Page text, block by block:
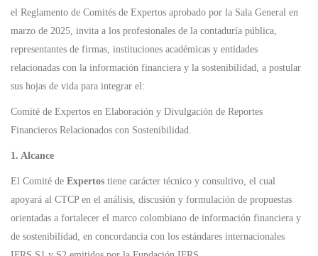
el Reglamento de Comités de Expertos aprobado por la Sala General en
marzo de 2025, invita a los profesionales de la contaduría pública,
representantes de firmas, instituciones académicas y entidades
relacionadas con la información financiera y la sostenibilidad, a postular
sus hojas de vida para integrar el:
Comité de Expertos en Elaboración y Divulgación de Reportes
Financieros Relacionados con Sostenibilidad.
1. Alcance
El Comité de Expertos tiene carácter técnico y consultivo, el cual
apoyará al CTCP en el análisis, discusión y formulación de propuestas
orientadas a fortalecer el marco colombiano de información financiera y
de sostenibilidad, en concordancia con los estándares internacionales